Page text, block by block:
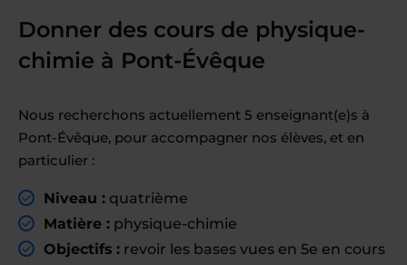
Donner des cours de physique-
chimie à Pont-Évêque
Nous recherchons actuellement 5 enseignant(e)s à
Pont-Évêque, pour accompagner nos élèves, et en
particulier :
Niveau : quatrième
Matière : physique-chimie
Objectifs : revoir les bases vues en 5e en cours